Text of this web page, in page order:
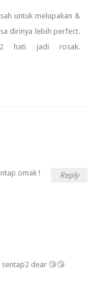
untuk melupakan &
dirinya lebih perfect.
hati jadi rosak.
omak ! Reply
sentap2 dear 😘😘